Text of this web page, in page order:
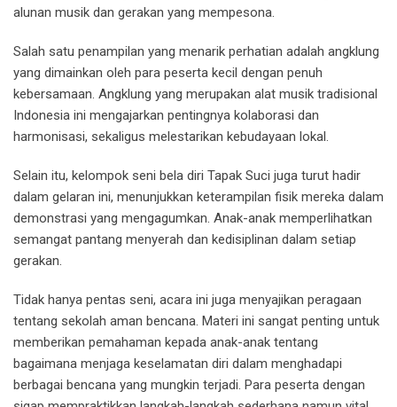
alunan musik dan gerakan yang mempesona.
Salah satu penampilan yang menarik perhatian adalah angklung
yang dimainkan oleh para peserta kecil dengan penuh
kebersamaan. Angklung yang merupakan alat musik tradisional
Indonesia ini mengajarkan pentingnya kolaborasi dan
harmonisasi, sekaligus melestarikan kebudayaan lokal.
Selain itu, kelompok seni bela diri Tapak Suci juga turut hadir
dalam gelaran ini, menunjukkan keterampilan fisik mereka dalam
demonstrasi yang mengagumkan. Anak-anak memperlihatkan
semangat pantang menyerah dan kedisiplinan dalam setiap
gerakan.
Tidak hanya pentas seni, acara ini juga menyajikan peragaan
tentang sekolah aman bencana. Materi ini sangat penting untuk
memberikan pemahaman kepada anak-anak tentang
bagaimana menjaga keselamatan diri dalam menghadapi
berbagai bencana yang mungkin terjadi. Para peserta dengan